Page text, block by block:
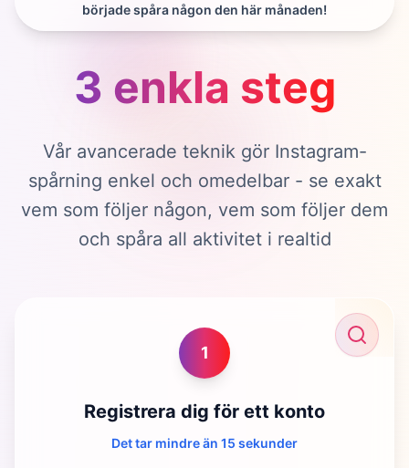
började spåra någon den här månaden!
3 enkla steg
Vår avancerade teknik gör Instagram-
spårning enkel och omedelbar - se exakt
vem som följer någon, vem som följer dem
och spåra all aktivitet i realtid
1
Registrera dig för ett konto
Det tar mindre än 15 sekunder